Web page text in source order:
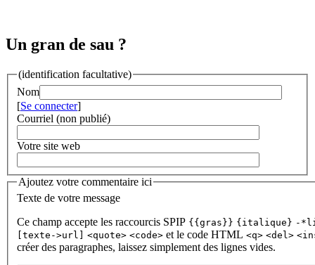
Un gran de sau ?
(identification facultative)
Nom
[Se connecter]
Courriel (non publié)
Votre site web
Ajoutez votre commentaire ici
Texte de votre message
Ce champ accepte les raccourcis SPIP {{gras}} {italique} -
[texte->url]
<quote> <code> et le code HTML <q> <del>
créer des paragraphes, laissez simplement des lignes vides.